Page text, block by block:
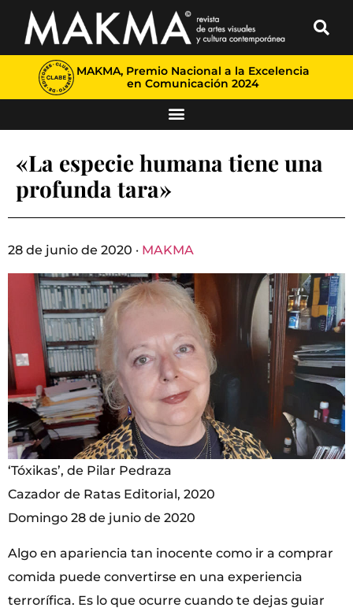
MAKMA, Premio Nacional a la Excelencia
en Comunicación 2024
«La especie humana tiene una
profunda tara»
28 de junio de 2020 · MAKMA
‘Tóxikas’, de Pilar Pedraza
Cazador de Ratas Editorial, 2020
Domingo 28 de junio de 2020
Algo en apariencia tan inocente como ir a comprar
comida puede convertirse en una experiencia
terrorífica. Es lo que ocurre cuando te dejas guiar